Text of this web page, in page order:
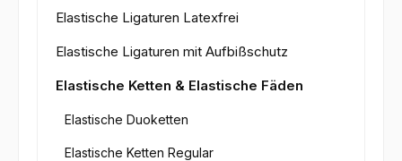
Elastische Ligaturen Latexfrei
Elastische Ligaturen mit Aufbißschutz
Elastische Ketten & Elastische Fäden
Elastische Duoketten
Elastische Ketten Regular